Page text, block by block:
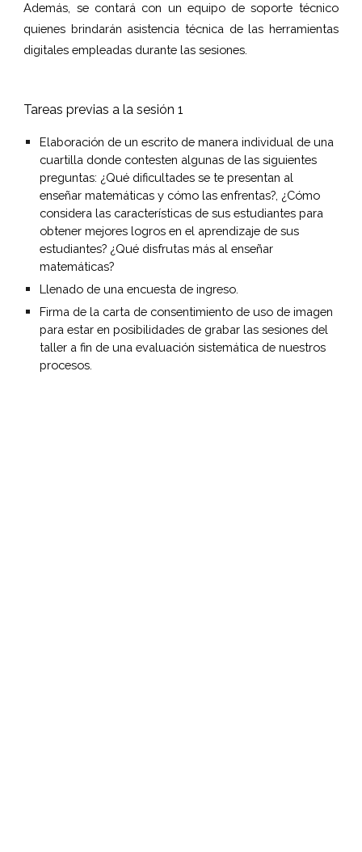
Además, se contará con un equipo de soporte técnico
quienes brindarán asistencia técnica de las herramientas
digitales empleadas durante las sesiones.
Tareas previas a la sesión 1
Elaboración de un escrito de manera individual de una
cuartilla donde contesten algunas de las siguientes
preguntas: ¿Qué dificultades se te presentan al
enseñar matemáticas y cómo las enfrentas?, ¿Cómo
considera las características de sus estudiantes para
obtener mejores logros en el aprendizaje de sus
estudiantes? ¿Qué disfrutas más al enseñar
matemáticas?
Llenado de una encuesta de ingreso.
Firma de la carta de consentimiento de uso de imagen
para estar en posibilidades de grabar las sesiones del
taller a fin de una evaluación sistemática de nuestros
procesos.